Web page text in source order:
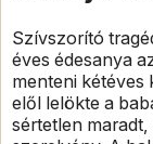
Szívszorító
éves édesanya
menteni kétéves
elől lelökte a
sértetlen